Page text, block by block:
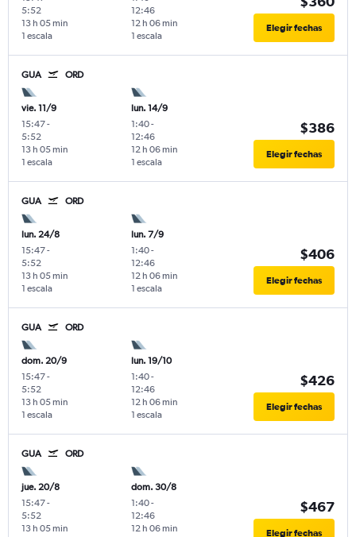
5:52
1 escala
13 h 05 min
12:46
1 escala
12 h 06 min Elegir fechas
GUA ORD
vie. 11/9
15:47-
5:52
1 escala
13 h 05 min
lun. 14/9
1:40-
12:46
1 escala
12 h 06 min
$386
Elegir fechas
GUA ORD
lun. 24/8
15:47-
5:52
1 escala
13 h 05 min
lun. 7/9
1:40-
12:46
1 escala
12 h 06 min
$406
Elegir fechas
GUA ORD
dom. 20/9
15:47-
5:52
1 escala
13 h 05 min
lun. 19/10
1:40-
12:46
1 escala
12 h 06 min
$426
Elegir fechas
GUA ORD
jue. 20/8
15:47-
5:52
13 h 05 min
dom. 30/8
1:40-
12:46
12 h 06 min
$467
Elegir fechas